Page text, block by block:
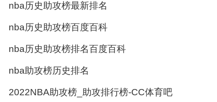
nba历史助攻榜最新排名
nba历史助攻榜百度百科
nba历史助攻榜排名百度百科
nba助攻榜历史排名
2022NBA助攻榜_助攻排行榜-CC体育吧